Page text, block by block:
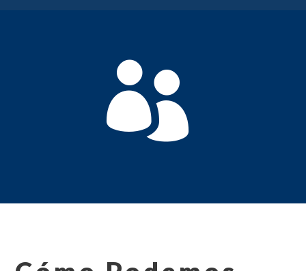

Nuestra particular formación y experiencia,
tanto jurídica como técnica, unida al
entendimiento detallado de las actividades de
nuestros clientes y su entorno, nos permiten
reclamar los primeros lugares como
proveedores de servicios de PI en Colombia.
Para mantenernos en esta posición, procuramos